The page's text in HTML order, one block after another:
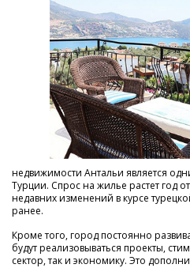
недвижимости Антальи является
Турции. Спрос на жилье растет год
недавних изменений в курсе
ранее.
Кроме того, город постоянно
будут реализовываться проекты,
сектор, так и экономику. Это